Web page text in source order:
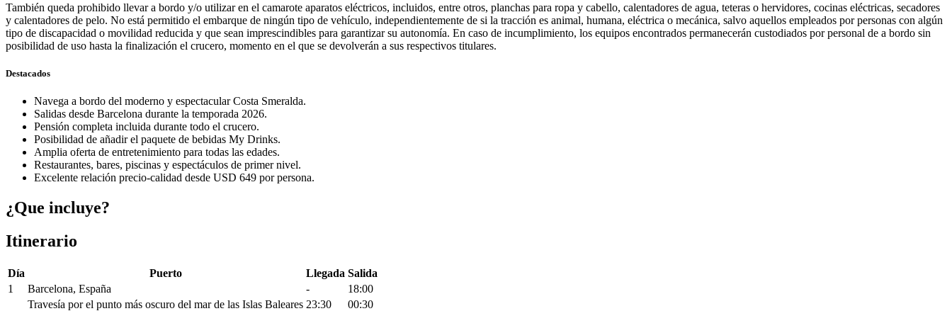
También queda prohibido llevar a bordo y/o utilizar en el camarote aparatos eléctricos, incluidos, entre otros, planchas para ropa y cabello, calentadores de agua, teteras o hervidores, cocinas eléctricas, secadores
y calentadores de pelo. No está permitido el embarque de ningún tipo de vehículo, independientemente de si la tracción es animal, humana, eléctrica o mecánica, salvo aquellos empleados por personas con algún
tipo de discapacidad o movilidad reducida y que sean imprescindibles para garantizar su autonomía. En caso de incumplimiento, los equipos encontrados permanecerán custodiados por personal de a bordo sin
posibilidad de uso hasta la finalización el crucero, momento en el que se devolverán a sus respectivos titulares.
Destacados
Navega a bordo del moderno y espectacular Costa Smeralda.
Salidas desde Barcelona durante la temporada 2026.
Pensión completa incluida durante todo el crucero.
Posibilidad de añadir el paquete de bebidas My Drinks.
Amplia oferta de entretenimiento para todas las edades.
Restaurantes, bares, piscinas y espectáculos de primer nivel.
Excelente relación precio-calidad desde USD 649 por persona.
¿Que incluye?
Itinerario
Día Puerto Llegada Salida
1
Barcelona, España -
18:00
Travesía por el punto más oscuro del mar de las Islas Baleares 23:30
00:30